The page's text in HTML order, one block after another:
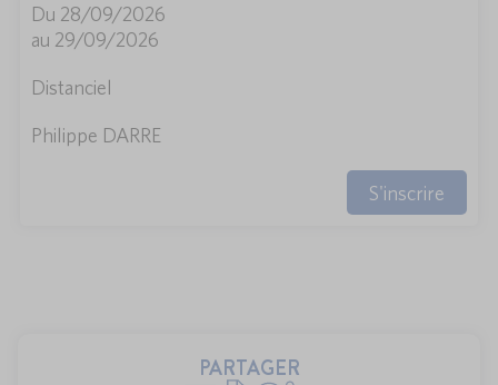
Du 28/09/2026
au 29/09/2026
Distanciel
Philippe DARRE
S'inscrire
PARTAGER